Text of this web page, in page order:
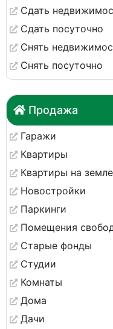
Сдать
Сдать посуточно
Снять
Снять посуточно
Продажа
Гаражи
Квартиры
Квартиры на земле
Новостройки
Паркинги
Помещения
Старые фонды
Студии
Комнаты
Дома
Дачи